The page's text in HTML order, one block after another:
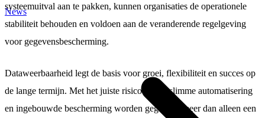
News
systeemuitval aan te pakken, kunnen organisaties de operationele
stabiliteit behouden en voldoen aan de veranderende regelgeving
voor gegevensbescherming.
Dataweerbaarheid legt de basis voor groei, flexibiliteit en succes op
de lange termijn. Met het juiste risicobeleid, slimme automatisering
en ingebouwde bescherming worden gegevens meer dan alleen een